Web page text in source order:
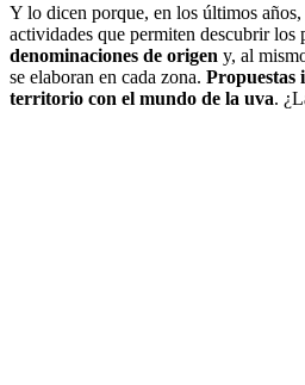
Y lo dicen porque, en los últimos años,
actividades que permiten descubrir los
denominaciones de origen y, al
se elaboran en cada zona. Propuestas
territorio con el mundo de la uva.